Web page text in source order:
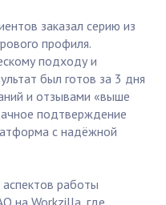
заказал серию из
профиля.
подходу и
был готов за 3 дня
и отзывами «выше
подтверждение
с надёжной
работы